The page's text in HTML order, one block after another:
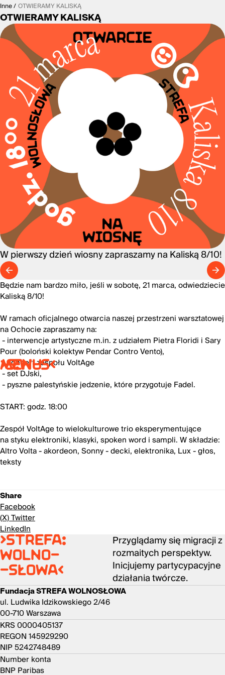
>S:W-S<
MENU
Inne OTWIERAMY KALISKĄ
OTWIERAMY KALISKĄ
W pierwszy dzień wiosny zapraszamy na Kaliską 8/10!
Będzie nam bardzo miło, jeśli w sobotę, 21 marca, odwiedziecie
Kaliską 8/10!
W ramach oficjalnego otwarcia naszej przestrzeni warsztatowej
na Ochocie zapraszamy na:
- interwencje artystyczne m.in. z udziałem Pietra Floridi i Sary
Pour (boloński kolektyw Pendar Contro Vento),
- koncert zespołu VoltAge
- set DJski,
- pyszne palestyńskie jedzenie, które przygotuje Fadel.
START: godz. 18:00
Zespół VoltAge to wielokulturowe trio eksperymentujące
na styku elektroniki, klasyki, spoken word i sampli. W składzie:
Altro Volta - akordeon, Sonny - decki, elektronika, Lux - głos,
teksty
Share
Facebook
(X) Twitter
LinkedIn
>strefa:
wolno-
-słowa<
Przyglądamy się migracji z
rozmaitych perspektyw.
Inicjujemy partycypacyjne
działania twórcze.
Fundacja STREFA WOLNOSŁOWA
ul. Ludwika Idzikowskiego 2/46
00-710 Warszawa
KRS 0000405137
REGON 145929290
NIP 5242748489
Number konta
BNP Paribas